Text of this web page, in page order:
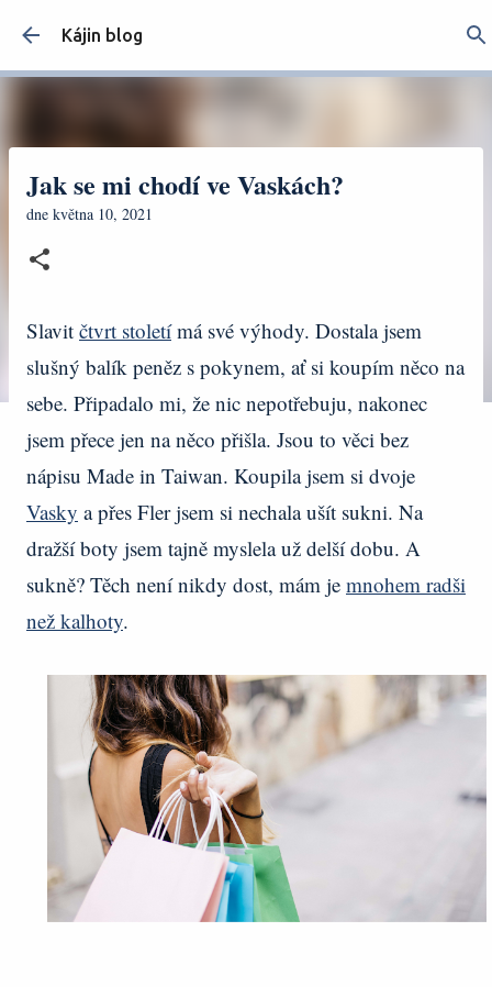
Kájin blog
Jak se mi chodí ve Vaskách?
dne května 10, 2021
Slavit čtvrt stoletímá své výhody. Dostala jsem
slušný balík peněz s pokynem, ať si koupím něco na
sebe. Připadalo mi, že nic nepotřebuju, nakonec
jsem přece jen na něco přišla. Jsou to věci bez
nápisu Made in Taiwan. Koupila jsem si dvoje
Vasky a přes Fler jsem si nechala ušít sukni. Na
dražší boty jsem tajně myslela už delší dobu. A
sukně? Těch není nikdy dost, mám je mnohem radši
než kalhoty.